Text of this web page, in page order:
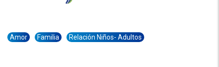
Amor Familia Relación Niños- Adultos